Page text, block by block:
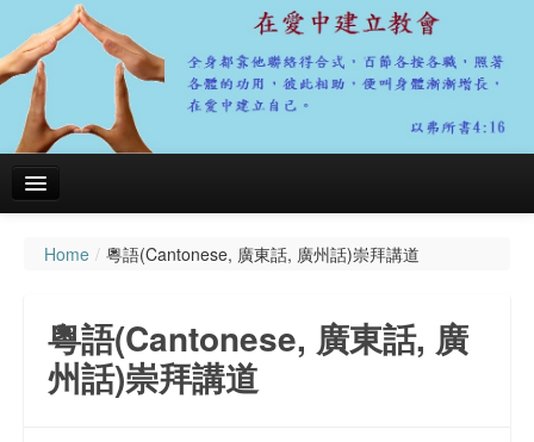
主頁
聚會資料
粵語(Cantonese, 廣東話, 廣州話)崇拜講道
Home / 粵語(Cantonese, 廣東話, 廣州話)崇拜講道
粵語(Cantonese, 廣東話, 廣
州話)崇拜講道